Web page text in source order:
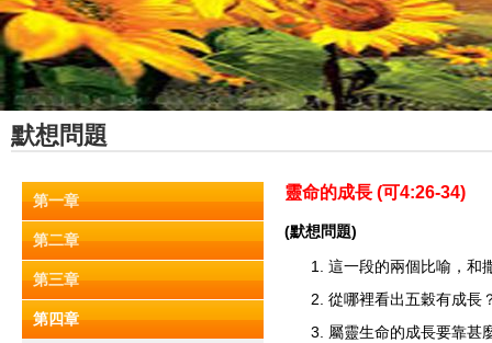
默想問題
第一章
第二章
第三章
第四章
靈命的成長 (可4:26-34)
(默想問題)
這一段的兩個比喻，和
從哪裡看出五穀有成長
屬靈生命的成長要靠甚